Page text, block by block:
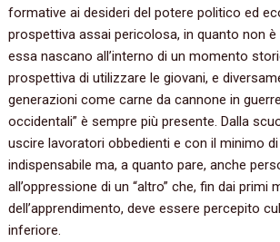
formative ai desideri del potere politico ed
prospettiva assai pericolosa, in quanto non
essa nascano all’interno di un momento
prospettiva di utilizzare le giovani, e
generazioni come carne da cannone in
occidentali” è sempre più presente. Dalla
uscire lavoratori obbedienti e con il minimo
indispensabile ma, a quanto pare, anche
all’oppressione di un “altro” che, fin dai primi
dell’apprendimento, deve essere percepito
inferiore.